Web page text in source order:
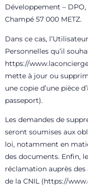
Développement – DPO,
Champé 57 000 METZ.
Dans ce cas,
Personnelles qu’il
https://
mette à jour ou
une copie d’une pièce
passeport).
Les demandes de
seront soumises aux
loi, notamment en
des documents. Enfin,
réclamation auprès
de la CNIL (https://